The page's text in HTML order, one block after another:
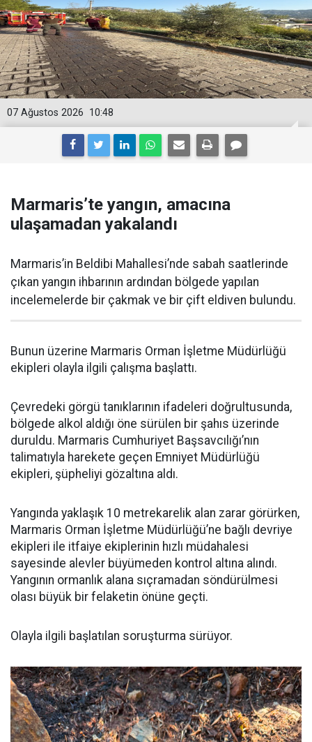
10:48
07 Ağustos 2026
Marmaris’te yangın, amacına
ulaşamadan yakalandı
Marmaris’in Beldibi Mahallesi’nde sabah saatlerinde
çıkan yangın ihbarının ardından bölgede yapılan
incelemelerde bir çakmak ve bir çift eldiven bulundu.
Bunun üzerine Marmaris Orman İşletme Müdürlüğü
ekipleri olayla ilgili çalışma başlattı.
Çevredeki görgü tanıklarının ifadeleri doğrultusunda,
bölgede alkol aldığı öne sürülen bir şahıs üzerinde
duruldu. Marmaris Cumhuriyet Başsavcılığı’nın
talimatıyla harekete geçen Emniyet Müdürlüğü
ekipleri, şüpheliyi gözaltına aldı.
Yangında yaklaşık 10 metrekarelik alan zarar görürken,
Marmaris Orman İşletme Müdürlüğü’ne bağlı devriye
ekipleri ile itfaiye ekiplerinin hızlı müdahalesi
sayesinde alevler büyümeden kontrol altına alındı.
Yangının ormanlık alana sıçramadan söndürülmesi
olası büyük bir felaketin önüne geçti.
Olayla ilgili başlatılan soruşturma sürüyor.